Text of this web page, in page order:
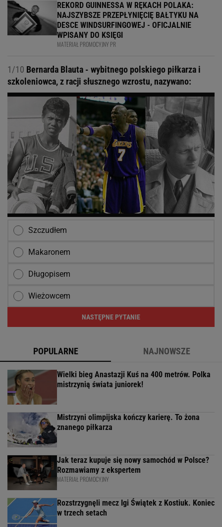
REKORD GUINNESSA W RĘKACH POLAKA:
NAJSZYBSZE PRZEPŁYNIĘCIĘ BAŁTYKU NA
DESCE WINDSURFINGOWEJ - OFICJALNIE
WPISANY DO KSIĘGI
MATERIAŁ PROMOCYJNY PR
1/10 Bernarda Blauta - wybitnego polskiego piłkarza i
szkoleniowca, z racji słusznego wzrostu, nazywano:
Szczudłem
Makaronem
Długopisem
Wieżowcem
NASTĘPNE PYTANIE
POPULARNE NAJNOWSZE
Wielki bieg Anastazji Kuś na 400 metrów. Polka
mistrzynią świata juniorek!
Mistrzyni olimpijska kończy karierę. To żona
znanego piłkarza
Jak teraz kupuje się nowy samochód w Polsce?
Rozmawiamy z ekspertem
MATERIAŁ PROMOCYJNY
Rozstrzygnęli mecz Igi Świątek z Kostiuk. Koniec
w trzech setach